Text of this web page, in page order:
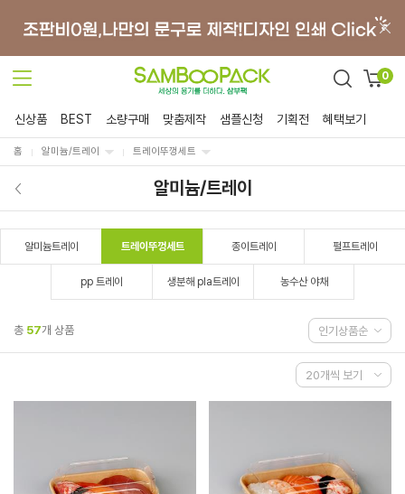
0
신상품 BEST 소량구매 맞춤제작 샘플신청 기획전 혜택보기
홈 알미늄/트레이 트레이뚜껑세트
알미늄/트레이
알미늄트레이 트레이뚜껑세트 종이트레이 펄프트레이
pp 트레이 생분해 pla트레이 농수산 야채
총 57개 상품